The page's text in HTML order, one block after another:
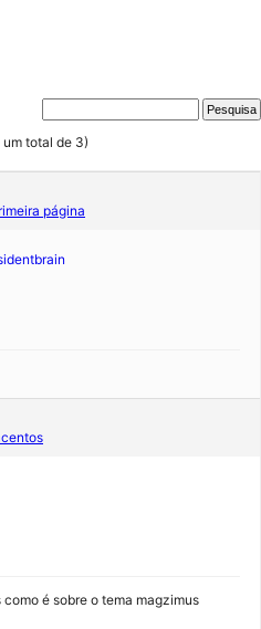
total de 3)
página
é sobre o tema magzimus